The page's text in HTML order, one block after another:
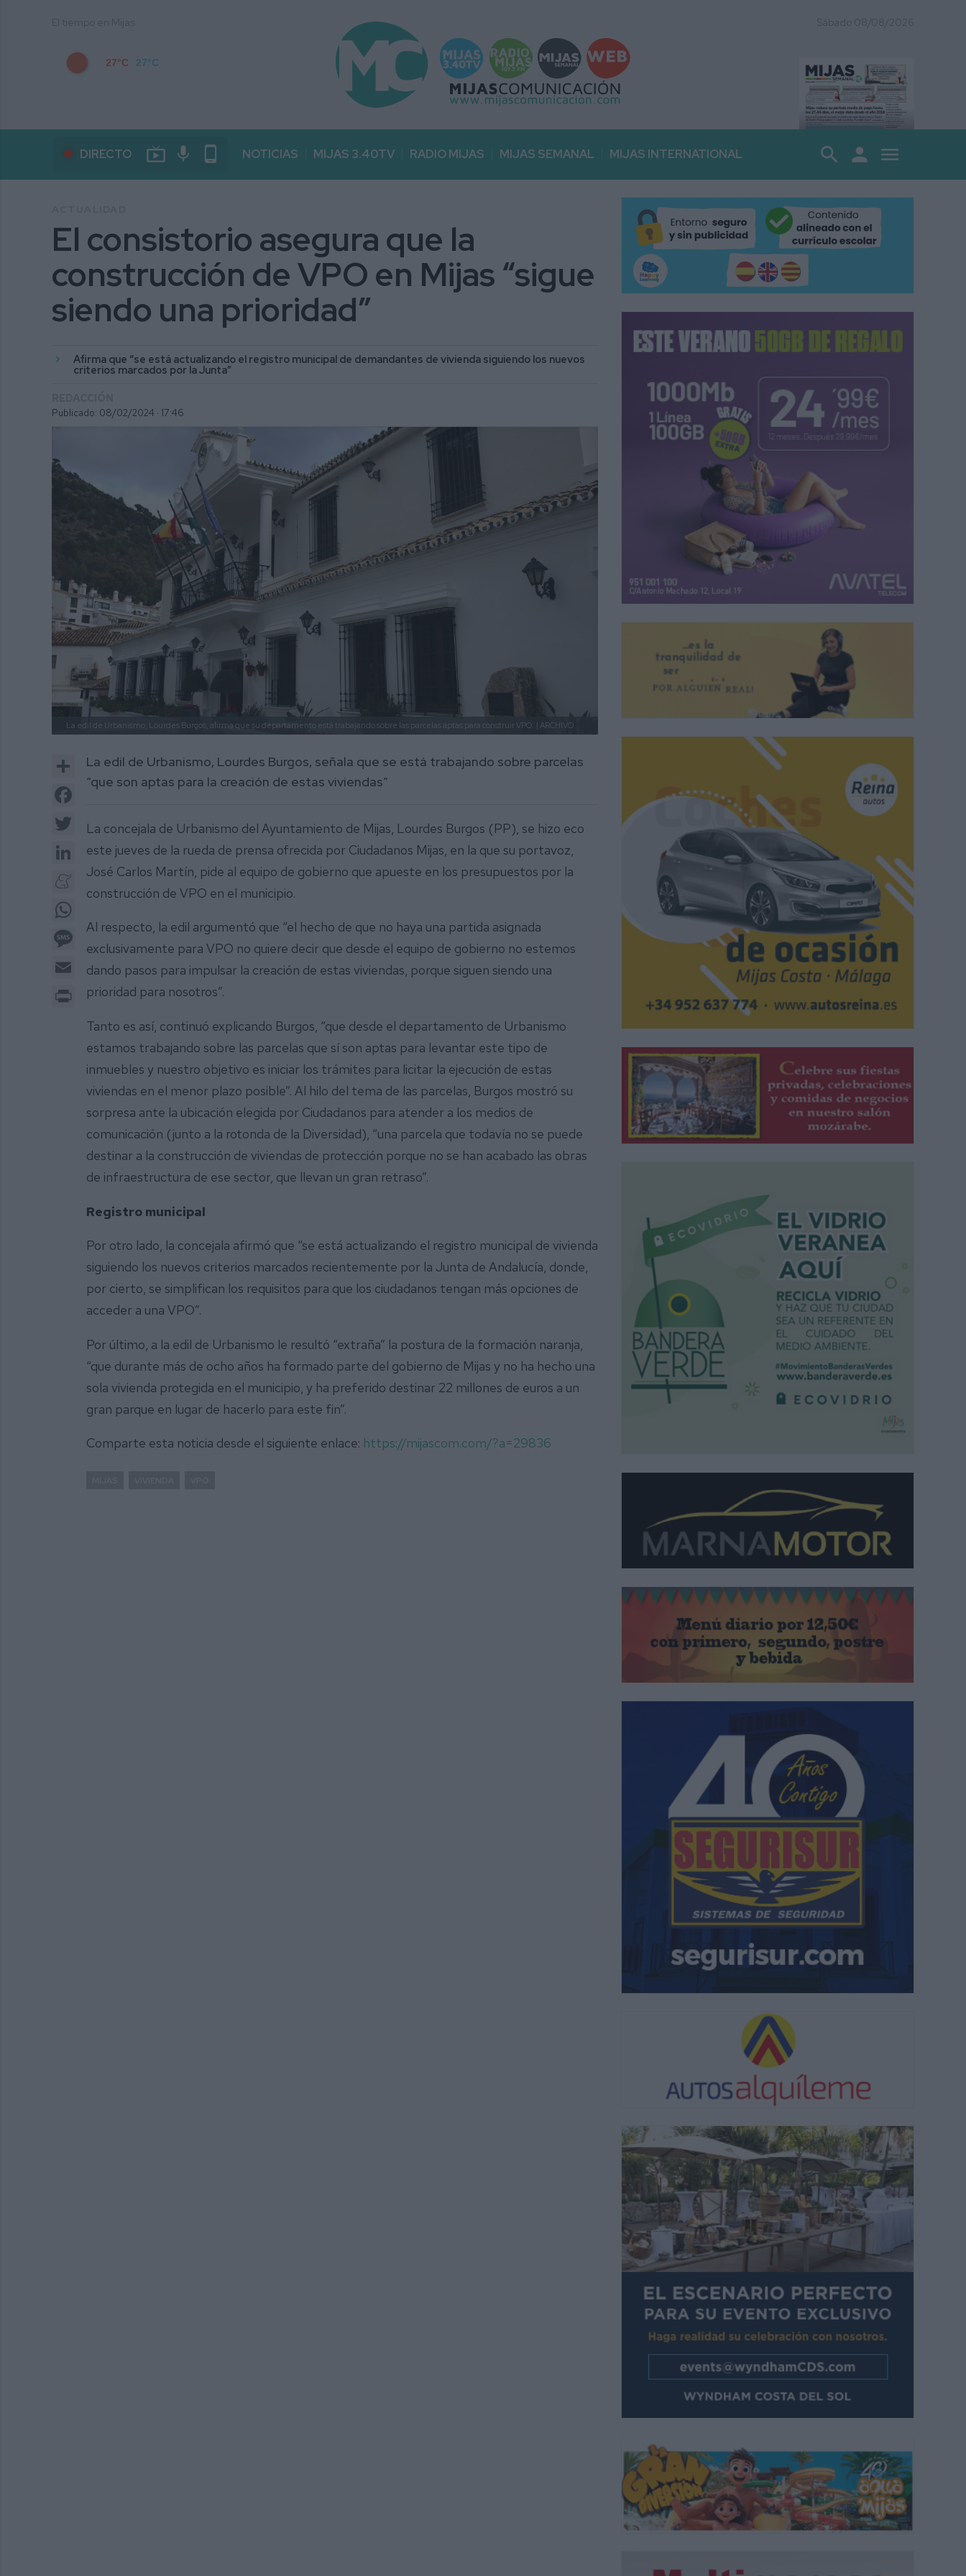
27°C 27°C
DIRECTO live_tv mic phone_android NOTICIAS MIJAS 3.40TV RADIO MIJAS MIJAS SEMANAL MIJAS INTERNATIONAL search person menu
El consistorio asegura que la
construcción de VPO en Mijas “sigue
siendo una prioridad”
Afirma que “se está actualizando el registro municipal de demandantes de vivienda siguiendo los nuevos
criterios marcados por la Junta”
Publicado: 08/02/2024 · 17:46
La edil de Urbanismo, Lourdes Burgos, afirma que su departamento está trabajando sobre las parcelas aptas para construir VPO. | ARCHIVO
Share
Facebook
LinkedIn
Meneame
Message
Print
La edil de Urbanismo, Lourdes Burgos, señala que se está trabajando sobre parcelas
“que son aptas para la creación de estas viviendas”
La concejala de Urbanismo del Ayuntamiento de Mijas, Lourdes Burgos (PP), se hizo eco
este jueves de la rueda de prensa ofrecida por Ciudadanos Mijas, en la que su portavoz,
José Carlos Martín, pide al equipo de gobierno que apueste en los presupuestos por la
construcción de VPO en el municipio.
Al respecto, la edil argumentó que “el hecho de que no haya una partida asignada
exclusivamente para VPO no quiere decir que desde el equipo de gobierno no estemos
dando pasos para impulsar la creación de estas viviendas, porque siguen siendo una
prioridad para nosotros”.
Tanto es así, continuó explicando Burgos, “que desde el departamento de Urbanismo
estamos trabajando sobre las parcelas que sí son aptas para levantar este tipo de
inmuebles y nuestro objetivo es iniciar los trámites para licitar la ejecución de estas
viviendas en el menor plazo posible”. Al hilo del tema de las parcelas, Burgos mostró su
sorpresa ante la ubicación elegida por Ciudadanos para atender a los medios de
comunicación (junto a la rotonda de la Diversidad), “una parcela que todavía no se puede
destinar a la construcción de viviendas de protección porque no se han acabado las obras
de infraestructura de ese sector, que llevan un gran retraso”.
Registro municipal
Por otro lado, la concejala afirmó que “se está actualizando el registro municipal de vivienda
siguiendo los nuevos criterios marcados recientemente por la Junta de Andalucía, donde,
por cierto, se simplifican los requisitos para que los ciudadanos tengan más opciones de
acceder a una VPO”.
Por último, a la edil de Urbanismo le resultó “extraña” la postura de la formación naranja,
“que durante más de ocho años ha formado parte del gobierno de Mijas y no ha hecho una
sola vivienda protegida en el municipio, y ha preferido destinar 22 millones de euros a un
gran parque en lugar de hacerlo para este fin”.
Comparte esta noticia desde el siguiente enlace: https://mijascom.com/?a=29836